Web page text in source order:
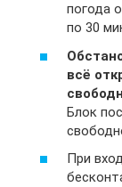
погода
по 30
всё
Блок
При